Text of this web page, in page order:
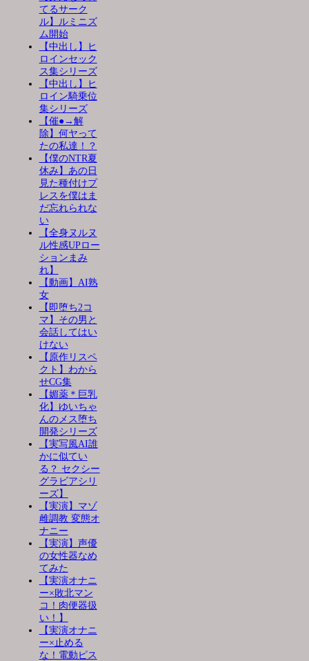
てるサーク
ル】ルミニズ
ム開始
【中出し】ヒ
ロインセック
ス集シリーズ
【中出し】ヒ
ロイン騎乗位
集シリーズ
【催●→解
除】何ヤって
たの私達！？
【僕のNTR夏
休み】あの日
見た種付けプ
レスを僕はま
だ忘れられな
い
【全身ヌルヌ
ル性感UPロー
ションまみ
れ】
【動画】AI熟
女
【即堕ち2コ
マ】その男と
会話してはい
けない
【原作リスペ
クト】わから
せCG集
【媚薬＊巨乳
化】ゆいちゃ
んのメス堕ち
開発シリーズ
【実写風AI誰
かに似てい
る？ セクシー
グラビアシリ
ーズ】
【実演】マゾ
雌調教 変態オ
ナニー
【実演】声優
の女性器なめ
てみた
【実演オナニ
ー×敗北マン
コ！肉便器扱
い！】
【実演オナニ
ー×止める
な！電動ピス